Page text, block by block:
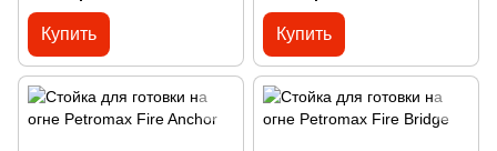
Купить Купить